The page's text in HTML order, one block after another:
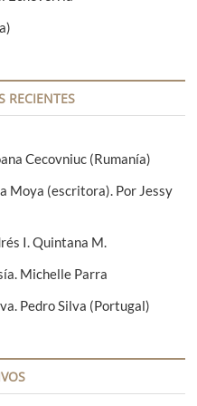
RECIENTES
Cecovniuc (Rumanía)
Moya (escritora). Por Jessy
I. Quintana M.
Michelle Parra
Pedro Silva (Portugal)